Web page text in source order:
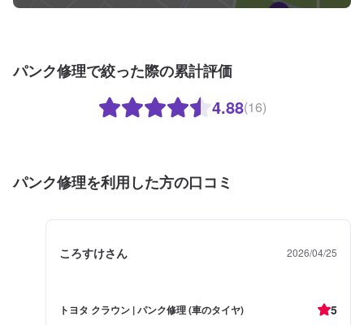
パンク修理で絞った際の累計評価
4.88(16)
パンク修理を利用した方の口コミ
ころすけさん 2026/04/25
トヨタ クラウン | パンク修理 (車のタイヤ) 5